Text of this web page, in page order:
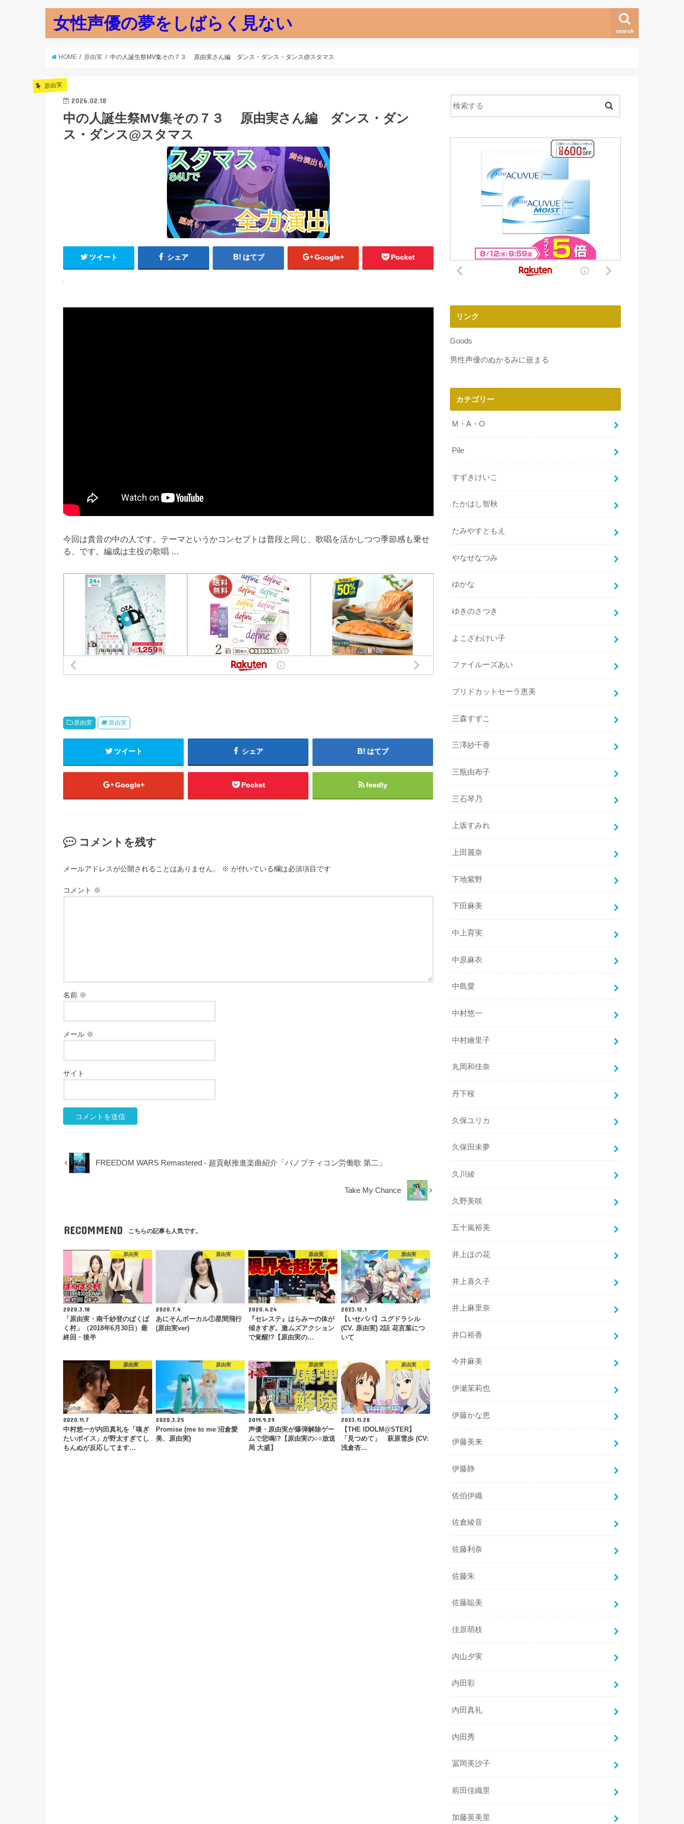
女性声優の夢をしばらく見ない search
HOME 原由実 中の人誕生祭MV集その７３ 原由実さん編 ダンス・ダンス・ダンス@スタマス
原由実
2026.02.18
中の人誕生祭MV集その７３ 原由実さん編 ダンス・ダン
ス・ダンス@スタマス
ツイート シェア はてブ Google+ Pocket
今回は貴音の中の人です。テーマというかコンセプトは普段と同じ、歌唱を活かしつつ季節感も乗せ
る、です。編成は主役の歌唱 …
原由実 原由実
ツイート シェア はてブ
Google+ Pocket feedly
コメントを残す
メールアドレスが公開されることはありません。 ※ が付いている欄は必須項目です
コメント ※
名前 ※
メール ※
サイト
FREEDOM WARS Remastered - 超貢献推進楽曲紹介「パノプティコン労働歌 第二」
Take My Chance
RECOMMEND こちらの記事も人気です。
原由実
2020.3.18
「原由実・南千紗登のぱくぱ
く村」（2018年6月30日）最
終回・後半
原由実
2020.7.4
あにそんボーカル①星間飛行
(原由実ver)
原由実
2020.4.24
『セレステ』はらみーの体が
傾きすぎ。激ムズアクション
で覚醒!?【原由実の…
原由実
2023.12.1
【いせパパ】ユグドラシル
(CV. 原由実) 2話 花言葉につ
いて
原由実
2020.11.7
中村悠一が内田真礼を「嗅ぎ
たいボイス」が野太すぎてし
もんぬが反応してます…
原由実
2020.3.25
Promise (me to me 沼倉愛
美、原由実)
原由実
2019.9.29
声優・原由実が爆弾解除ゲー
ムで悲鳴!?【原由実の○○放送
局 大盛】
原由実
2023.11.28
【THE IDOLM@STER】
「見つめて」 萩原雪歩 (CV:
浅倉杏…
リンク
Goods
男性声優のぬかるみに嵌まる
カテゴリー
M・A・O
Pile
すずきけいこ
たかはし智秋
たみやすともえ
やなせなつみ
ゆかな
ゆきのさつき
よこざわけい子
ファイルーズあい
ブリドカットセーラ恵美
三森すずこ
三澤紗千香
三瓶由布子
三石琴乃
上坂すみれ
上田麗奈
下地紫野
下田麻美
中上育実
中原麻衣
中島愛
中村悠一
中村繪里子
丸岡和佳奈
丹下桜
久保ユリカ
久保田未夢
久川綾
久野美咲
五十嵐裕美
井上ほの花
井上喜久子
井上麻里奈
井口裕香
今井麻美
伊瀬茉莉也
伊藤かな恵
伊藤美来
伊藤静
佐伯伊織
佐倉綾音
佐藤利奈
佐藤朱
佐藤聡美
佳原萌枝
内山夕実
内田彩
内田真礼
内田秀
冨岡美沙子
前田佳織里
加藤英美里